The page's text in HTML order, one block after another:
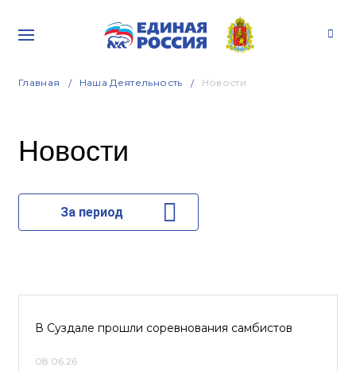
Главная Наша Деятельность Новости
Новости
За период
В Суздале прошли соревнования самбистов
08.06.26